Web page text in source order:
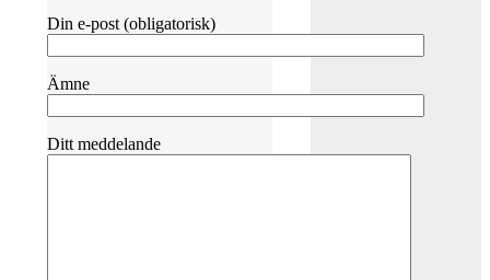
Din e-post (obligatorisk)
Ämne
Ditt meddelande